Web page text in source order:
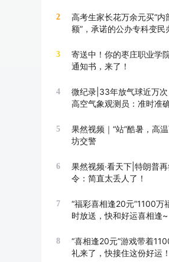
2
高考生家长花万余元买“内
额”，承诺的公办专科变民
3
寄送中！你的枣庄职业学
通知书，来了！
4
微纪录|33年放气球近万
高空气象观测员：准时准
5
果然视频｜“站”酷暑，高
坊交警
6
果然视频·看天下|特朗普
令：简直太丢人了！
7
“福彩喜相逢20元”1100万
时放送，快和好运喜相逢~
8
“喜相逢20元”游戏带着
礼来了，快接住这份好运！